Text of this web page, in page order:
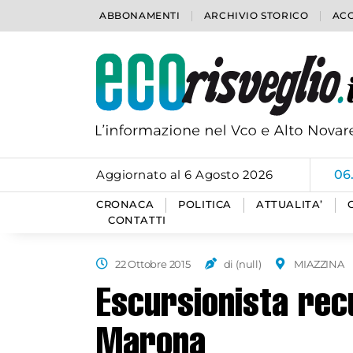
ABBONAMENTI ARCHIVIO STORICO
Aggiornato al 6 Agosto 2026
CRONACA POLITICA ATTUALITA’
CONTATTI
22 Ottobre 2015 di (null) MIAZZINA
Escursionista